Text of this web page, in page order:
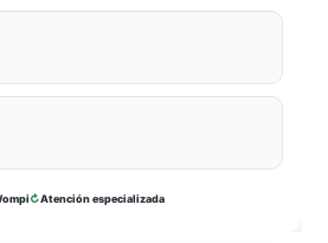
↻Atención especializada